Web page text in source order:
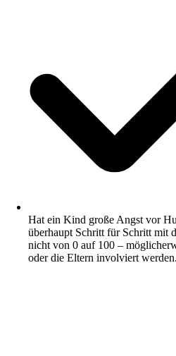
Hat ein Kind große Angst vor
überhaupt Schritt für Schritt mit
nicht von 0 auf 100 –
oder die Eltern involviert werden.